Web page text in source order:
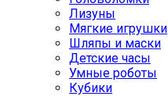
Лизуны
Мягкие игрушки
Шляпы и маски
Детские часы
Умные роботы
Кубики